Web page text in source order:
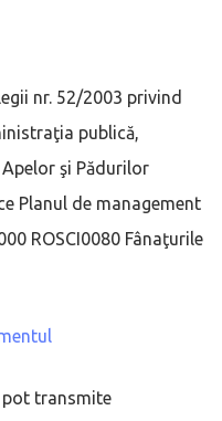
nr. 52/2003 privind
publică,
şi Pădurilor
Planul de management
ROSCI0080 Fânaţurile
pot transmite